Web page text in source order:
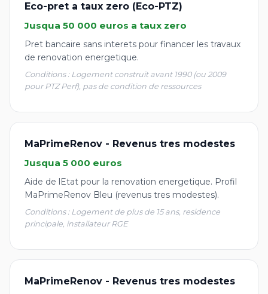
Eco-pret a taux zero (Eco-PTZ)
Jusqua 50 000 euros a taux zero
Pret bancaire sans interets pour financer les travaux
de renovation energetique.
Conditions : Logement construit avant 1990 (ou 2009
pour PTZ Perf), pas de condition de ressources
MaPrimeRenov - Revenus tres modestes
Jusqua 5 000 euros
Aide de lEtat pour la renovation energetique. Profil
MaPrimeRenov Bleu (revenus tres modestes).
Conditions : Logement de plus de 15 ans, residence
principale, installateur RGE
MaPrimeRenov - Revenus tres modestes